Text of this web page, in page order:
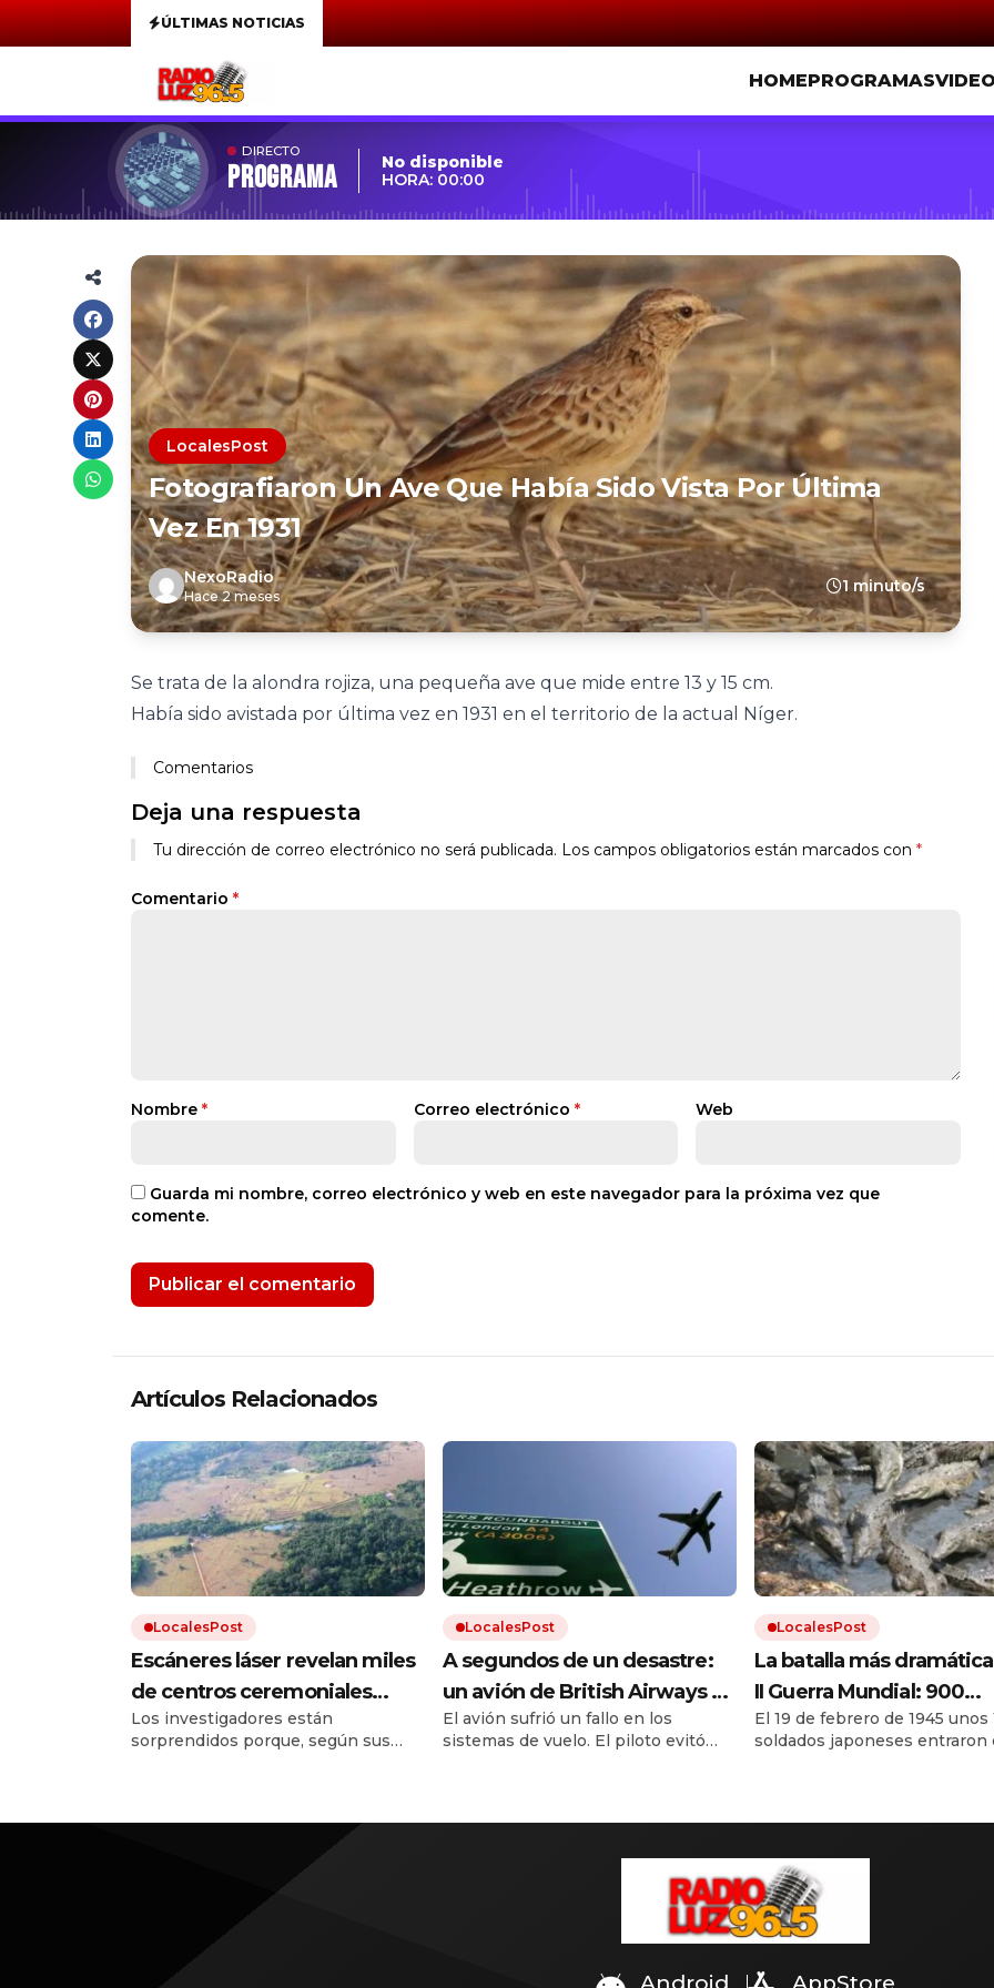
ÚLTIMAS NOTICIAS
HOMEPROGRAMAS
DIRECTO
Programa
No disponible
HORA: 00:00
LocalesPost
Fotografiaron Un Ave Que Había Sido Vista Por Última
Vez En 1931
NexoRadio
Hace 2 meses
1 minuto/s
Se trata de la alondra rojiza, una pequeña ave que mide entre 13 y 15 cm.
Había sido avistada por última vez en 1931 en el territorio de la actual Níger.
Comentarios
Deja una respuesta
Tu dirección de correo electrónico no será publicada. Los campos obligatorios están marcados con *
Comentario *
Nombre * Correo electrónico * Web
Guarda mi nombre, correo electrónico y web en este navegador para la próxima vez que
comente.
Artículos Relacionados
LocalesPost
Escáneres láser revelan miles
de centros ceremoniales
construidos por una
misteriosa civilización en la
Los investigadores están
sorprendidos porque, según sus
LocalesPost
A segundos de un desastre:
un avión de British Airways se
detuvo a 1200 metros de
altura sobre Londres
El avión sufrió un fallo en los
sistemas de vuelo. El piloto evitó
LocalesPost
La batalla más
II Guerra Mundial: 900
soldados devorados por
cocodrilos gigantes
El 19 de febrero de 1945 unos
soldados japoneses entraron